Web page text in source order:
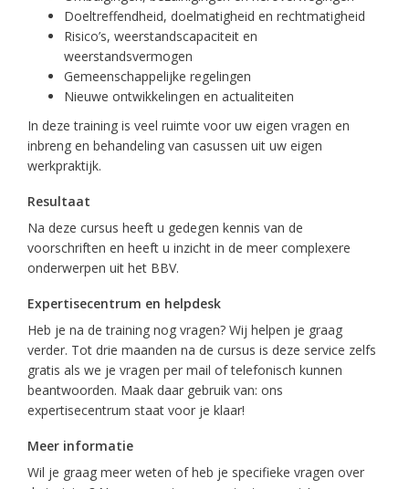
Doeltreffendheid, doelmatigheid en rechtmatigheid
Risico’s, weerstandscapaciteit en
weerstandsvermogen
Gemeenschappelijke regelingen
Nieuwe ontwikkelingen en actualiteiten
In deze training is veel ruimte voor uw eigen vragen en
inbreng en behandeling van casussen uit uw eigen
werkpraktijk.
Resultaat
Na deze cursus heeft u gedegen kennis van de
voorschriften en heeft u inzicht in de meer complexere
onderwerpen uit het BBV.
Expertisecentrum en helpdesk
Heb je na de training nog vragen? Wij helpen je graag
verder. Tot drie maanden na de cursus is deze service zelfs
gratis als we je vragen per mail of telefonisch kunnen
beantwoorden. Maak daar gebruik van: ons
expertisecentrum staat voor je klaar!
Meer informatie
Wil je graag meer weten of heb je specifieke vragen over